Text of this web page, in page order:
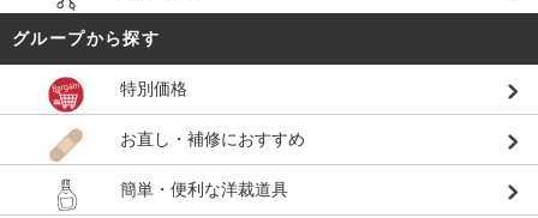
グループから探す
特別価格
お直し・補修におすすめ
簡単・便利な洋裁道具